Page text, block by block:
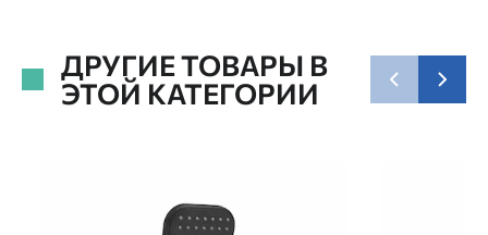
ДРУГИЕ ТОВАРЫ В
ЭТОЙ КАТЕГОРИИ